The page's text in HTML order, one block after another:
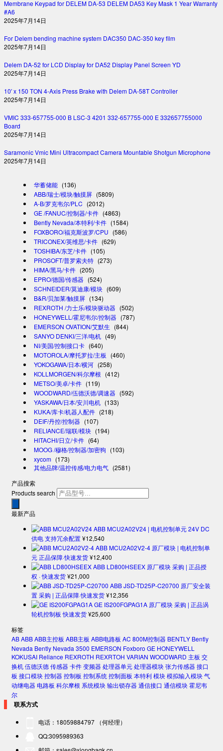
Membrane Keypad for DELEM DA-53 DELEM DA53 Key Mask 1 Year Warranty
#A6
2025年7月14日
For Delem bending machine system DAC350 DAC-350 key film
2025年7月14日
Delem DA-52 for LCD Display for DA52 Display Panel Screen YD
2025年7月14日
10′ x 150 TON 4-Axis Press Brake with Delem DA-58T Controller
2025年7月14日
VMIC 333-657755-000 B LSC-3 4201 332-657755-000 E 332657755000
Board
2025年7月14日
Saramonic Vmic Mini Ultracompact Camera Mountable Shotgun Microphone
2025年7月14日
华蓄储能 (136)
ABB/瑞士/模块/触摸屏 (5809)
A-B/罗克韦尔/PLC (2012)
GE /FANUC/控制器/卡件 (4863)
Bently Nevada/本特利/卡件 (1584)
FOXBORO/福克斯波罗/CPU (586)
TRICONEX/英维思/卡件 (629)
TOSHIBA/东芝/卡件 (105)
PROSOFT/普罗索夫特 (273)
HIMA/黑马/卡件 (205)
EPRO/德国/传感器 (524)
SCHNEIDER/莫迪康/模块 (609)
B&R/贝加莱/触摸屏 (134)
REXROTH /力士乐/模块驱动器 (502)
HONEYWELL/霍尼韦尔/控制器 (787)
EMERSON OVATION/艾默生 (844)
SANYO DENKI/三洋/电机 (49)
NI/美国/控制接口卡 (640)
MOTOROLA/摩托罗拉/主板 (460)
YOKOGAWA/日本/横河 (258)
KOLLMORGEN/科尔摩根 (412)
METSO/美卓/卡件 (119)
WOODWARD/伍德沃德/调速器 (592)
YASKAWA/日本/安川电机 (133)
KUKA/库卡/机器人配件 (218)
DEIF/丹控/控制器 (107)
RELIANCE/瑞联/模块 (194)
HITACHI/日立/卡件 (64)
MOOG /穆格/控制器/加密狗 (103)
xycom (173)
其他品牌/温控传感/电力电气 (2581)
产品搜索
Products search
最新产品
ABB MCU2A02V24 | 电机控制单元 24V DC
供电 支持冗余配置¥12,540
ABB MCU2A02V2-4 原厂模块 | 电机控制单
元 正品保障·快速发货¥12,400
ABB LD800HSEEX 原厂模块 采购 | 正品授
权 · 快速发货¥21,000
ABB JSD-TD25P-C20700 原厂安全装
置 采购 | 正品保障·快速发货¥12,356
GE IS200FGPAG1A 原厂模块 采购 | 正品涡
轮机控制板 快速发货¥25,600
标签
ABABBABB主控板 ABB主板 ABB电路板 AC 800M控制器 BENTLY Bently
Nevada Bently Nevada 3500 EMERSON Foxboro GE HONEYWELL
KOKUSAI Reliance REXROTH REXRTOH VARIAN WOODWARD 主板 交
换机伍德沃德传感器卡件变频器处理器单元处理器模块张力传感器接口
板 接口模块控制器控制板 控制系统控制面板 本特利模块模拟输入模块气
动继电器电路板 科尔摩根 系统模块输出锁存器通信接口 通信模块霍尼韦
尔
联系方式
电话：18059884797 （何经理）
QQ:3095989363